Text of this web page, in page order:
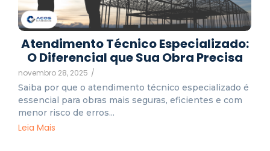
Atendimento Técnico Especializado:
O Diferencial que Sua Obra Precisa
novembro 28, 2025 /
Saiba por que o atendimento técnico especializado é
essencial para obras mais seguras, eficientes e com
menor risco de erros...
Leia Mais